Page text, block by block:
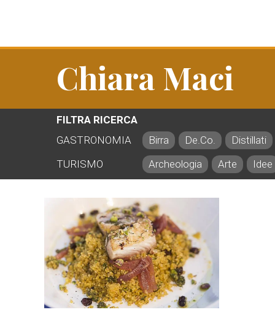
Chiara Maci
FILTRA RICERCA
GASTRONOMIA
Birra De.Co.
Distillati
TURISMO
Archeologia Arte Idee